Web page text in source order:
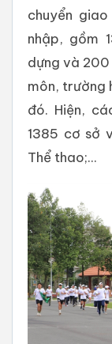
chuyển
nhập, gồm
dựng và
môn, trường
đó. Hiện,
1385 cơ sở
Thể thao;...